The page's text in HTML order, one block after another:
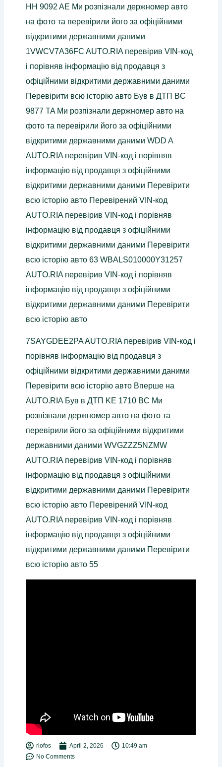
HH 9092 AE Ми розпізнали держномер авто
на фото та перевірили його за офіційними
відкритими державними даними
1VWCV7A36FC AUTO.RIA перевірив VIN-код
і порівняв інформацію від продавця з
офіційними відкритими державними даними
Перевірити всю історію авто Був в ДТП BC
9877 TA Ми розпізнали держномер авто на
фото та перевірили його за офіційними
відкритими державними даними WDD A
AUTO.RIA перевірив VIN-код і порівняв
інформацію від продавця з офіційними
відкритими державними даними Перевірити
всю історію авто Перевірений VIN-код
AUTO.RIA перевірив VIN-код і порівняв
інформацію від продавця з офіційними
відкритими державними даними Перевірити
всю історію авто 63 WBALS010000Y31257
AUTO.RIA перевірив VIN-код і порівняв
інформацію від продавця з офіційними
відкритими державними даними Перевірити
всю історію авто
7SAYGDEE2PA AUTO.RIA перевірив VIN-код і
порівняв інформацію від продавця з
офіційними відкритими державними даними
Перевірити всю історію авто Вперше на
AUTO.RIA Був в ДТП KE 1710 BC Ми
розпізнали держномер авто на фото та
перевірили його за офіційними відкритими
державними даними WVGZZZ5NZMW
AUTO.RIA перевірив VIN-код і порівняв
інформацію від продавця з офіційними
відкритими державними даними Перевірити
всю історію авто Перевірений VIN-код
AUTO.RIA перевірив VIN-код і порівняв
інформацію від продавця з офіційними
відкритими державними даними Перевірити
всю історію авто 55
riofos April 2, 2026
10:49 am
No Comments